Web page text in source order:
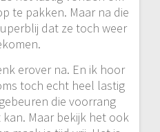
te pakken. Maar na die
dat ze toch weer
erover na. En ik hoor
toch echt heel lastig
die voorrang
Maar bekijk het ook